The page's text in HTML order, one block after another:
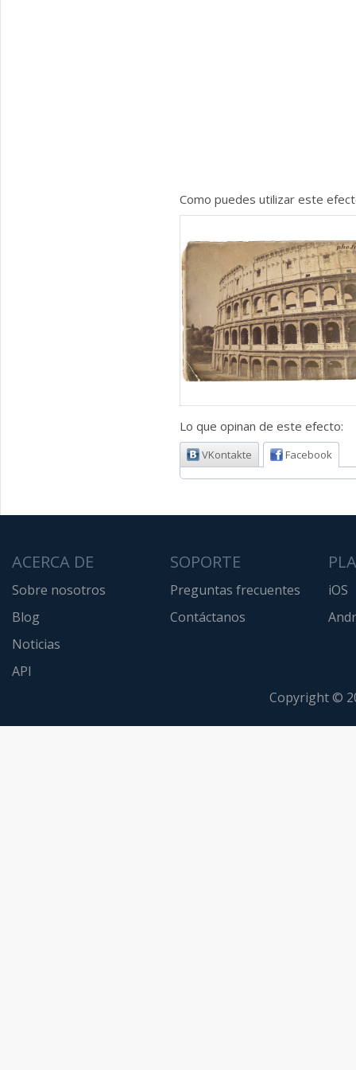
Como puedes utilizar este
Lo que opinan de este efecto:
VKontakte Facebook
ACERCA DE
Sobre nosotros
Blog
Noticias
API
SOPORTE
Preguntas frecuentes
Contáctanos
iOS
Copyright ©